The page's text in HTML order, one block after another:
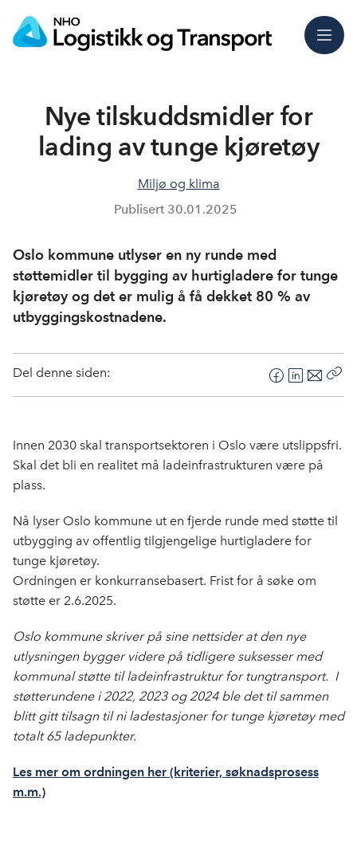
Meny
Nye tilskuddsmidler for
lading av tunge kjøretøy
Miljø og klima
Publisert 30.01.2025
Oslo kommune utlyser en ny runde med
støttemidler til bygging av hurtigladere for tunge
kjøretøy og det er mulig å få dekket 80 % av
utbyggingskostnadene.
Del denne siden:
F
a
e
b
k
L
i
k
e
n
E
-
o
s
Innen 2030 skal transportsektoren i Oslo være utslippsfri.
Skal det bli en realitet må ladeinfrastrukturen være på
plass.
Nå lyser Oslo kommune ut en fjerde runde med støtte til
utbygging av offentlig tilgjengelige hurtigladere for
tunge kjøretøy.
Ordningen er konkurransebasert. Frist for å søke om
støtte er 2.6.2025.
Oslo kommune skriver på sine nettsider at den nye
utlysningen bygger videre på tidligere suksesser med
kommunal støtte til ladeinfrastruktur for tungtransport. I
støtterundene i 2022, 2023 og 2024 ble det til sammen
blitt gitt tilsagn til ni ladestasjoner for tunge kjøretøy med
totalt 65 ladepunkter.
Les mer om ordningen her (kriterier, søknadsprosess
m.m.)